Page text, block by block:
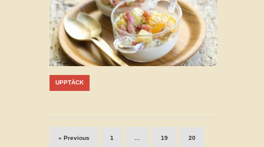
UPPTÄCK
« Previous 1 19 20